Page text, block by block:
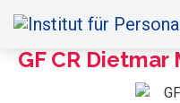
GF CR Dietmar